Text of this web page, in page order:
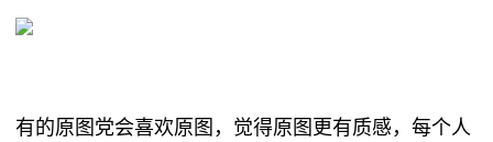
有的原图党会喜欢原图，觉得原图更有质感，每个人